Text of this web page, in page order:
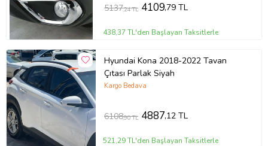
5137,24 TL 4109,79 TL
438,37 TL'den Başlayan Taksitlerle
Hyundai Kona 2018-2022 Tavan
Çıtası Parlak Siyah
Kargo Bedava
6108,90 TL 4887,12 TL
521,29 TL'den Başlayan Taksitlerle